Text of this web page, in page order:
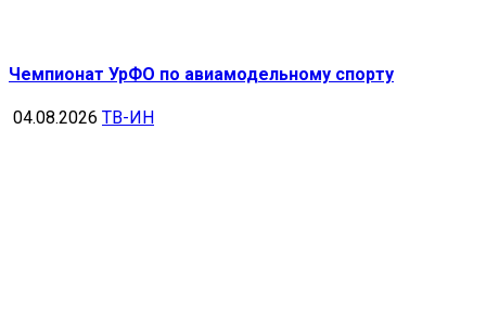
Чемпионат УрФО по авиамодельному спорту
04.08.2026 ТВ-ИН